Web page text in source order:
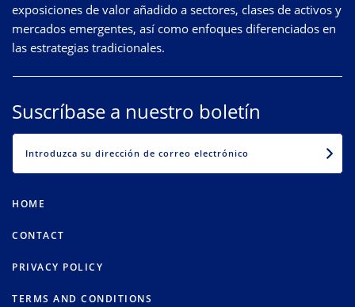
exposiciones de valor añadido a sectores, clases de activos y
mercados emergentes, así como enfoques diferenciados en
las estrategias tradicionales.
Suscríbase a nuestro boletín
HOME
CONTACT
PRIVACY POLICY
TERMS AND CONDITIONS